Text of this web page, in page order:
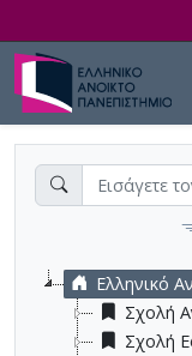
Ελληνικό
Σχολή
Σχολή